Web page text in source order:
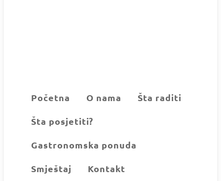
Početna O nama Šta raditi
Šta posjetiti?
Gastronomska ponuda
Smještaj Kontakt